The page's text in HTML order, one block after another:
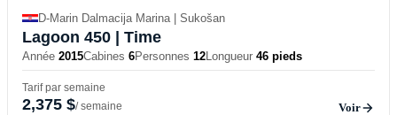
D-Marin Dalmacija Marina | Sukošan
Lagoon 450 | Time
Année 2015Cabines 6Personnes 12Longueur 46 pieds
Tarif par semaine
2,375 $/ semaine Voir